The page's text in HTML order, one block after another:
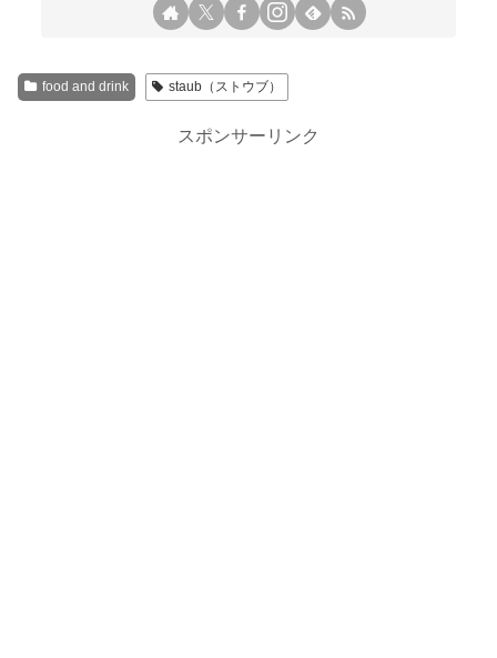
food and drink staub（ストウブ）
スポンサーリンク